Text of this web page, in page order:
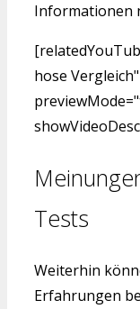
Informationen
hose
Tests
Weiterhin
Erfahrungen